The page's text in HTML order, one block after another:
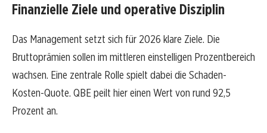
Finanzielle Ziele und operative Disziplin
Das Management setzt sich für 2026 klare Ziele. Die
Bruttoprämien sollen im mittleren einstelligen Prozentbereich
wachsen. Eine zentrale Rolle spielt dabei die Schaden-
Kosten-Quote. QBE peilt hier einen Wert von rund 92,5
Prozent an.